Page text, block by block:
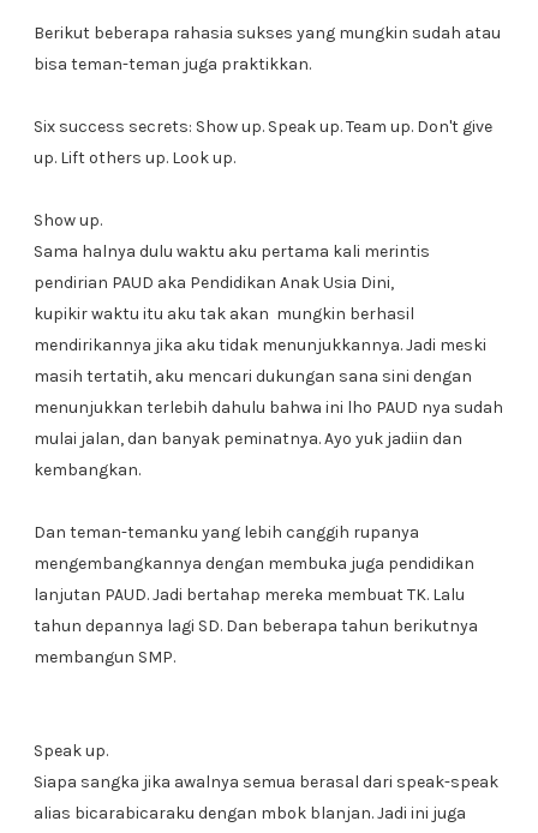
Berikut beberapa rahasia sukses yang mungkin sudah atau
bisa teman-teman juga praktikkan.
Six success secrets: Show up. Speak up. Team up. Don't give
up. Lift others up. Look up.
Show up.
Sama halnya dulu waktu aku pertama kali merintis
pendirian PAUD aka Pendidikan Anak Usia Dini,
kupikir waktu itu aku tak akan mungkin berhasil
mendirikannya jika aku tidak menunjukkannya. Jadi meski
masih tertatih, aku mencari dukungan sana sini dengan
menunjukkan terlebih dahulu bahwa ini lho PAUD nya sudah
mulai jalan, dan banyak peminatnya. Ayo yuk jadiin dan
kembangkan.
Dan teman-temanku yang lebih canggih rupanya
mengembangkannya dengan membuka juga pendidikan
lanjutan PAUD. Jadi bertahap mereka membuat TK. Lalu
tahun depannya lagi SD. Dan beberapa tahun berikutnya
membangun SMP.
Speak up.
Siapa sangka jika awalnya semua berasal dari speak-speak
alias bicarabicaraku dengan mbok blanjan. Jadi ini juga